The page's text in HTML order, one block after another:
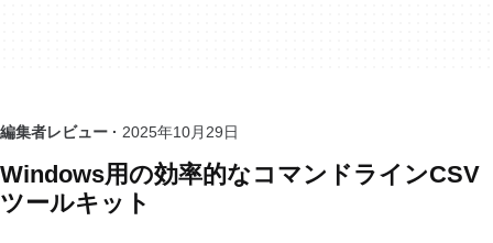
編集者レビュー · 2025年10月29日
Windows用の効率的なコマンドラインCSV
ツールキット